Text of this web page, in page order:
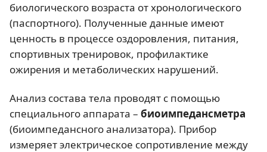
биологического возраста от хронологического
(паспортного). Полученные данные имеют
ценность в процессе оздоровления, питания,
спортивных тренировок, профилактике
ожирения и метаболических нарушений.
Анализ состава тела проводят с помощью
специального аппарата – биоимпедансметра
(биоимпедансного анализатора). Прибор
измеряет электрическое сопротивление между